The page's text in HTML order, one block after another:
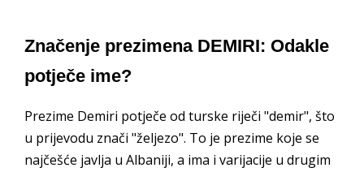
Značenje prezimena DEMIRI: Odakle
potječe ime?
Prezime Demiri potječe od turske riječi "demir", što
u prijevodu znači "željezo". To je prezime koje se
najčešće javlja u Albaniji, a ima i varijacije u drugim